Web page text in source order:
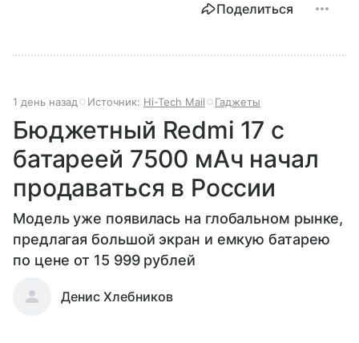
Поделиться
1 день назад Источник: Hi-Tech Mail Гаджеты
Бюджетный Redmi 17 с
батареей 7500 мАч начал
продаваться в России
Модель уже появилась на глобальном рынке,
предлагая большой экран и емкую батарею
по цене от 15 999 рублей
Денис Хлебников